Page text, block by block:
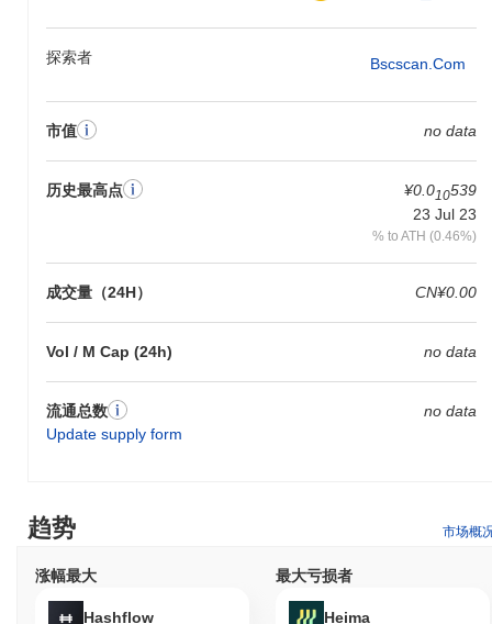
探索者 Bscscan.com
市值 no data
历史最高点 ¥0.010539
23 Jul 23
% to ATH (0.46%)
成交量（24H） CN¥0.00
Vol / M Cap (24h) no data
流通总数
Update supply form
no data
趋势 市场概
涨幅最大
Hashflow
最大亏损者
Heima